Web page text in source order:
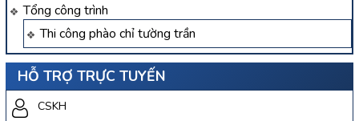
Tổng công trình
Thi công phào chỉ tường trần
HỖ TRỢ TRỰC TUYẾN
CSKH